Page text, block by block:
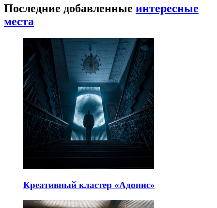
Последние добавленные интересные
места
Креативный кластер «Адонис»